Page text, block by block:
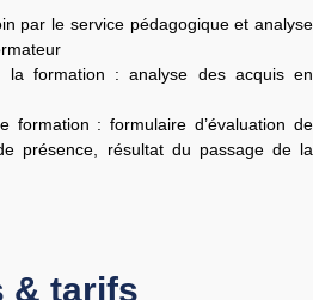
par le service pédagogique et analyse
la formation : analyse des acquis en
formation : formulaire d’évaluation de
présence, résultat du passage de la
& tarifs